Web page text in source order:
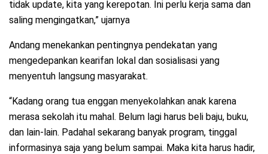
tidak update, kita yang kerepotan. Ini perlu kerja sama dan
saling mengingatkan,” ujarnya
Andang menekankan pentingnya pendekatan yang
mengedepankan kearifan lokal dan sosialisasi yang
menyentuh langsung masyarakat.
“Kadang orang tua enggan menyekolahkan anak karena
merasa sekolah itu mahal. Belum lagi harus beli baju, buku,
dan lain-lain. Padahal sekarang banyak program, tinggal
informasinya saja yang belum sampai. Maka kita harus hadir,